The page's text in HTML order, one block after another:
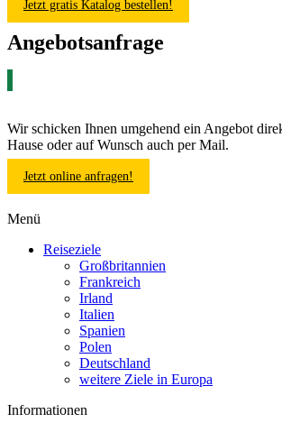
Jetzt gratis Katalog bestellen!
Angebotsanfrage
Wir schicken Ihnen umgehend ein Angebot
Hause oder auf Wunsch auch per Mail.
Jetzt online anfragen!
Menü
Reiseziele
Großbritannien
Frankreich
Irland
Italien
Spanien
Polen
Deutschland
weitere Ziele in Europa
Informationen